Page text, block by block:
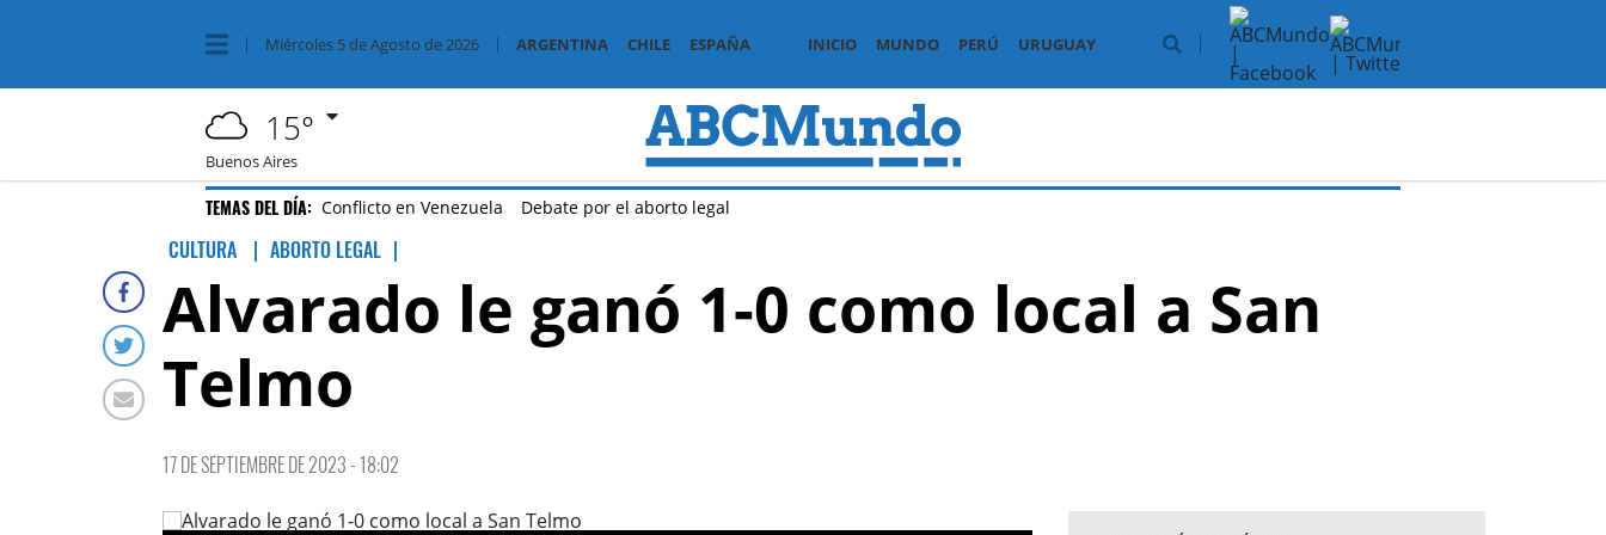
Miércoles 5 deAgosto de 2026 ARGENTINA CHILE ESPAÑA INICIO MUNDO PERÚ URUGUAY
15°
Buenos Aires
TEMAS DEL DÍA: Conflicto en Venezuela Debate por el aborto legal
CULTURA ABORTO LEGAL |
Alvarado le ganó 1-0 como local a San
Telmo
17 DE SEPTIEMBRE DE 2023 - 18:02